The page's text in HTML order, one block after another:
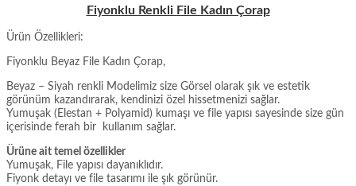
Fiyonklu Renkli File Kadın Çorap
Ürün Özellikleri:
Fiyonklu Beyaz File Kadın Çorap,
Beyaz – Siyah renkli Modelimiz size Görsel olarak şık ve estetik
görünüm kazandırarak, kendinizi özel hissetmenizi sağlar.
Yumuşak (Elestan + Polyamid) kumaşı ve file yapısı sayesinde size gün
içerisinde ferah bir kullanım sağlar.
Ürüne ait temel özellikler
Yumuşak, File yapısı dayanıklıdır.
Fiyonk detayı ve file tasarımı ile şık görünür.